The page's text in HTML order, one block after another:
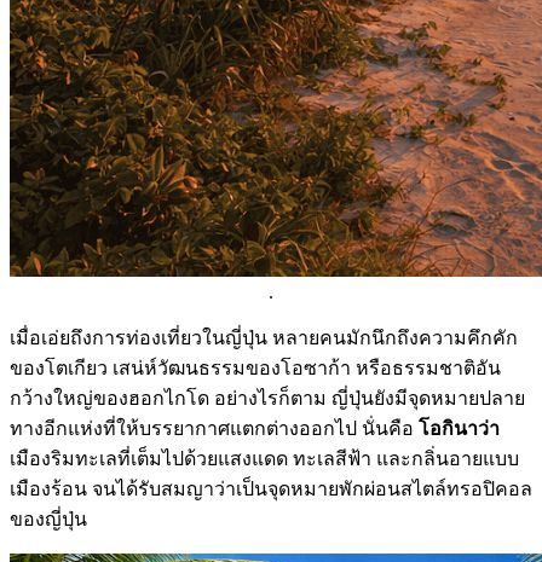
.
เมื่อเอ่ยถึงการท่องเที่ยวในญี่ปุ่น หลายคนมักนึกถึงความคึกคัก
ของโตเกียว เสน่ห์วัฒนธรรมของโอซาก้า หรือธรรมชาติอัน
กว้างใหญ่ของฮอกไกโด อย่างไรก็ตาม ญี่ปุ่นยังมีจุดหมายปลาย
ทางอีกแห่งที่ให้บรรยากาศแตกต่างออกไป นั่นคือ โอกินาว่า
เมืองริมทะเลที่เต็มไปด้วยแสงแดด ทะเลสีฟ้า และกลิ่นอายแบบ
เมืองร้อน จนได้รับสมญาว่าเป็นจุดหมายพักผ่อนสไตล์ทรอปิคอล
ของญี่ปุ่น